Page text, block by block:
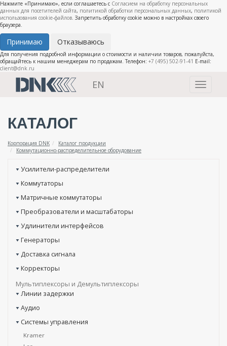
Нажмите «Принимаю», если соглашаетесь с Согласием на обработку персональных
данных для посетителей сайта, политикой обработки персональных данных, политикой
использования cookie-файлов. Запретить обработку cookie можно в настройках своего
браузера.
Принимаю Отказываюсь
Для получения подробной информации о стоимости и наличии товаров, пожалуйста,
обращайтесь к нашим менеджерам по продажам. Телефон: +7 (495) 502-91-41 E-mail:
client@dnk.ru
Toggle
EN
КАТАЛОГ
Корпорация DNK
Каталог продукции
Коммутационно-распределительное оборудование
Усилители-распределители
Коммутаторы
Матричные коммутаторы
Преобразователи и масштабаторы
Удлинители интерфейсов
Генераторы
Доставка сигнала
Корректоры
Мультиплексоры и Демультиплексоры
Линии задержки
Аудио
Системы управления
Kramer